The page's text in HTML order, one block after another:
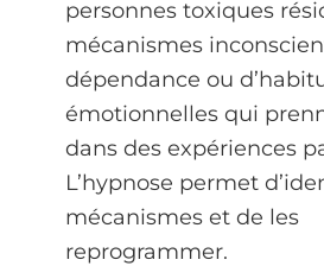
personnes toxiques
mécanismes
dépendance ou
émotionnelles qui
dans des expériences
L’hypnose permet
mécanismes et de les
reprogrammer.